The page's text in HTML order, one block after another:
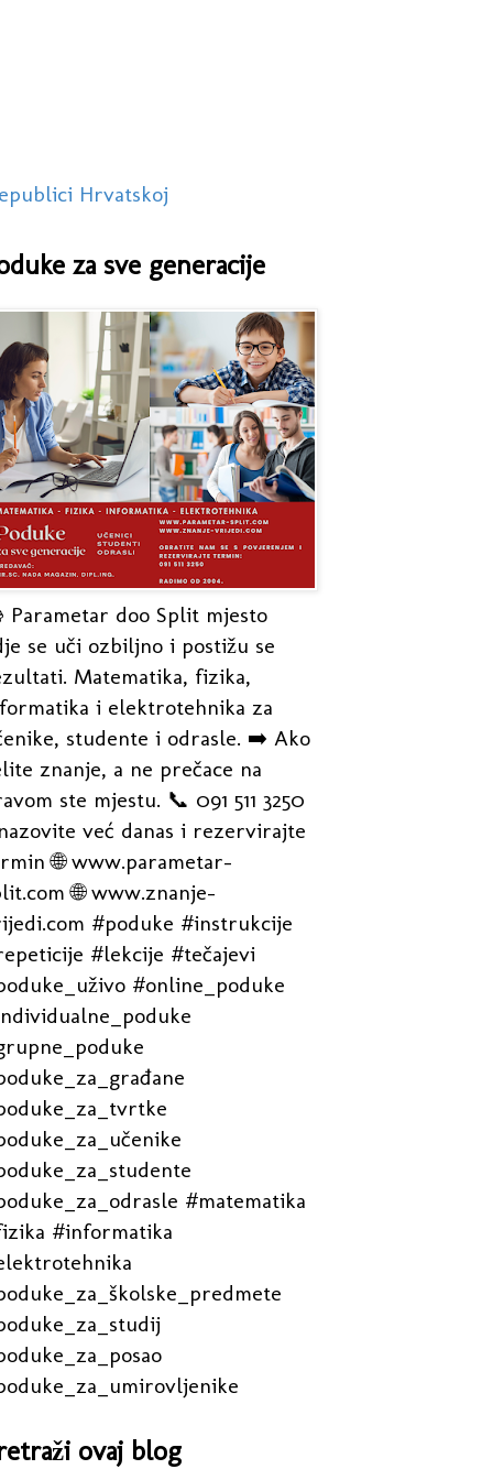
Hrvatskoj
za sve generacije
Parametar doo Split mjesto
se uči ozbiljno i postižu se
Matematika, fizika,
i elektrotehnika za
studente i odrasle. ➡️ Ako
znanje, a ne prečace na
ste mjestu. 📞 091 511 3250
već danas i rezervirajte
🌐 www.parametar-
🌐 www.znanje-
#poduke #instrukcije
#lekcije #tečajevi
#online_poduke
#matematika
#informatika
ovaj blog